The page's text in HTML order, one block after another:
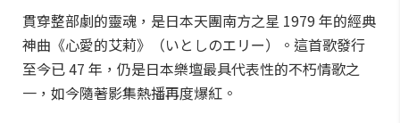
貫穿整部劇的靈魂，是日本天團南方之星 1979 年的經典
神曲《心愛的艾莉》（いとしのエリー）。這首歌發行
至今已 47 年，仍是日本樂壇最具代表性的不朽情歌之
一，如今隨著影集熱播再度爆紅。